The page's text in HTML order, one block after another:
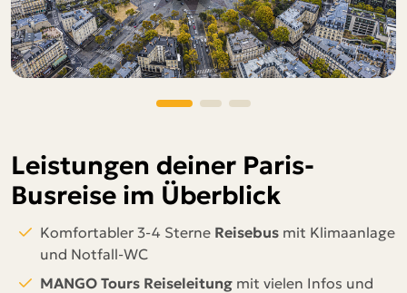
Leistungen deiner Paris-
Busreise im Überblick
Komfortabler 3-4 Sterne Reisebus mit Klimaanlage
und Notfall-WC
MANGO Tours Reiseleitung mit vielen Infos und